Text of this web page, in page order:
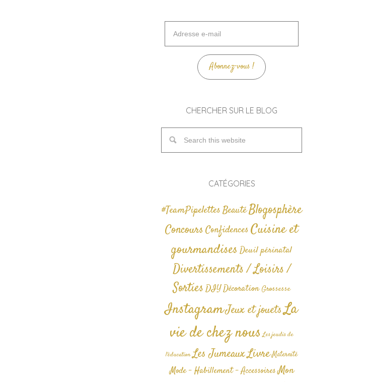
mail
Abonnez-vous !
CHERCHER SUR LE BLOG
CATÉGORIES
#TeamPipelettesBeautéBlogosphère
ConcoursConfidences Cuisine et
gourmandises Deuil périnatal
Divertissements / Loisirs /
SortiesDIYDécoration Grossesse
InstagramJeux et jouetsLa
vie de chez nous Les jeudis de
l'éducation Les JumeauxLivre Maternité
Mode - Habillement - AccessoiresMon